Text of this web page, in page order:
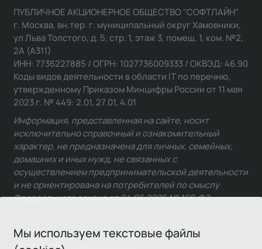
Мы используем текстовые файлы
ПУБЛИЧНОЕ АКЦИОНЕРНОЕ ОБЩЕСТВО "СОФТЛАЙН"
г. Москва, вн.тер. г. муниципальный округ Хамовники,
ул Льва Толстого, д. 5, стр. 1, этаж 3, помещ. 1, ком. №2,
2А (А311)
ИНН: 7736227885 / ОГРН: 1027736009333 / ОКВЭД: 46.90
Коды видов деятельности в области IT по перечню,
утвержденному Приказом Минцифры России от 11 мая
2023 г. № 449: 2.01, 27.01, 4.01
Информация, представленная на сайте, носит
исключительно справочный и ознакомительный
характер, не предназначена для личных, семейных,
домашних и иных нужд, не связанных с
осуществлением предпринимательской деятельности
и не ориентирована на потребителей по смыслу
Федерального закона от 24.06.2025 № 168-ФЗ.